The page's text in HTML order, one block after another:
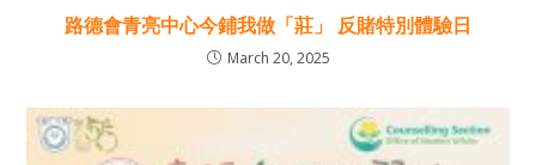
路德會青亮中心今鋪我做「莊」 反賭特別體驗日
March 20, 2025